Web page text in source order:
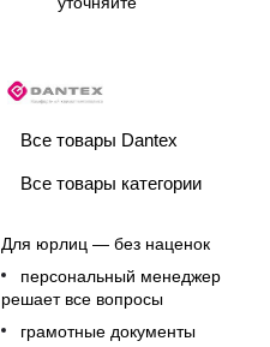
Все товары Dantex
Все товары категории
Для юрлиц — без наценок
персональный менеджер
решает все вопросы
грамотные документы